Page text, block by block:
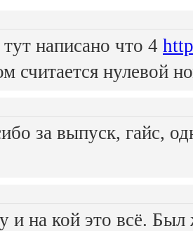
написано что 4
считается нулевой
за выпуск, гайс,
и на кой это всё.